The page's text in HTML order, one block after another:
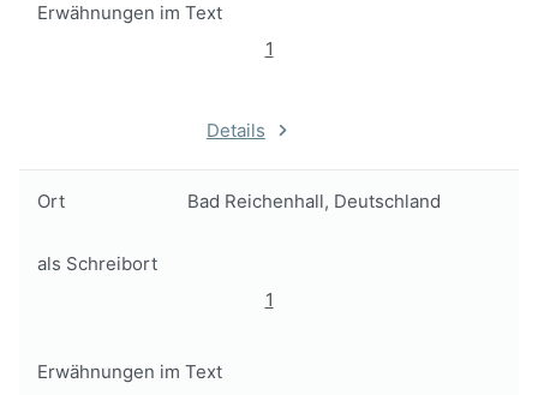
Erwähnungen im Text
1
Details
Ort Bad Reichenhall, Deutschland
als Schreibort
1
Erwähnungen im Text